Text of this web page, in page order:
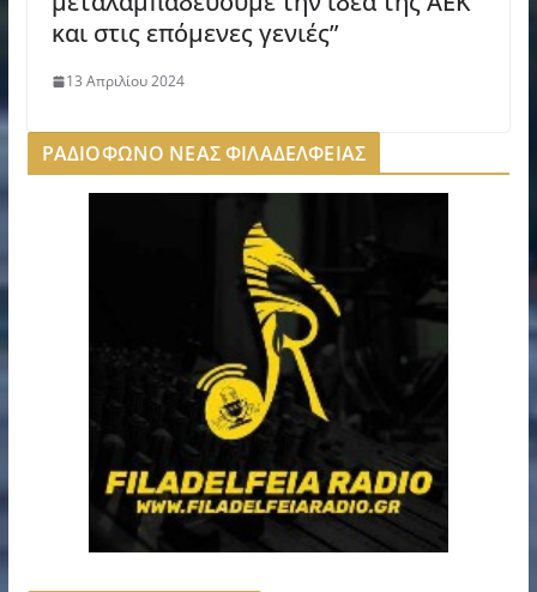
και στις επόμενες γενιές”
13 Απριλίου 2024
ΡΑΔΙΟΦΩΝΟ ΝΕΑΣ ΦΙΛΑΔΕΛΦΕΙΑΣ